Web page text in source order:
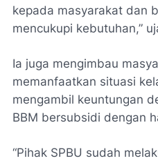
kepada masyarakat dan
mencukupi kebutuhan,”
Ia juga mengimbau
memanfaatkan situasi
mengambil keuntungan
BBM bersubsidi dengan
“Pihak SPBU sudah